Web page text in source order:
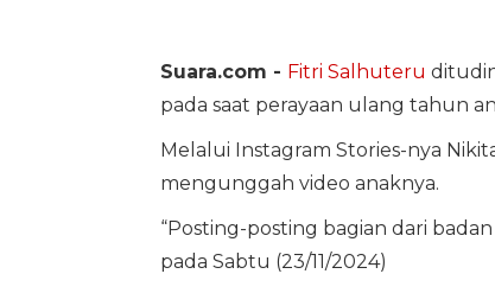
Suara.com - Fitri Salhuteru
pada saat perayaan ulang tahun
Melalui Instagram Stories-nya
mengunggah video anaknya.
“Posting-posting bagian dari
pada Sabtu (23/11/2024)